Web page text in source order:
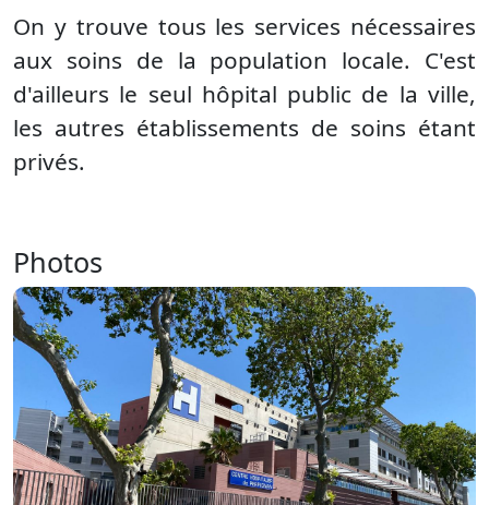
On y trouve tous les services nécessaires
aux soins de la population locale. C'est
d'ailleurs le seul hôpital public de la ville,
les autres établissements de soins étant
privés.
Photos